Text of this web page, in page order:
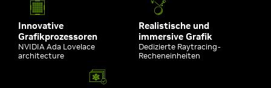
Innovative
Grafikprozessoren
NVIDIA Ada Lovelace
architecture
Realistische und
immersive Grafik
Dedizierte Raytracing-
Recheneinheiten